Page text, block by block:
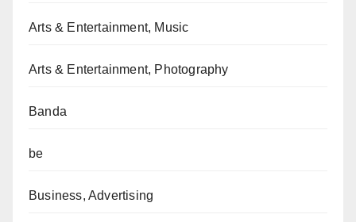
Arts & Entertainment, Music
Arts & Entertainment, Photography
Banda
be
Business, Advertising